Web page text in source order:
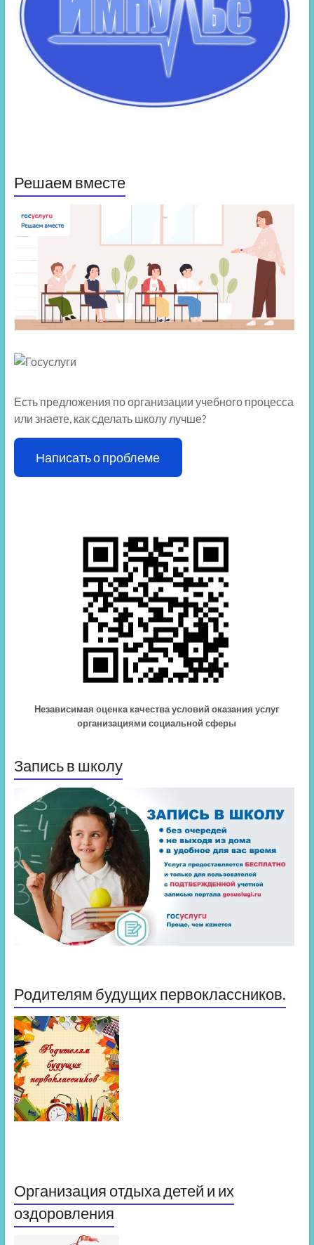
Решаем вместе
Есть предложения по организации учебного процесса
или знаете, как сделать школу лучше?
Написать о проблеме
Независимая оценка качества условий оказания услуг
организациями социальной сферы
Запись в школу
Родителям будущих первоклассников.
Организация отдыха детей и их
оздоровления